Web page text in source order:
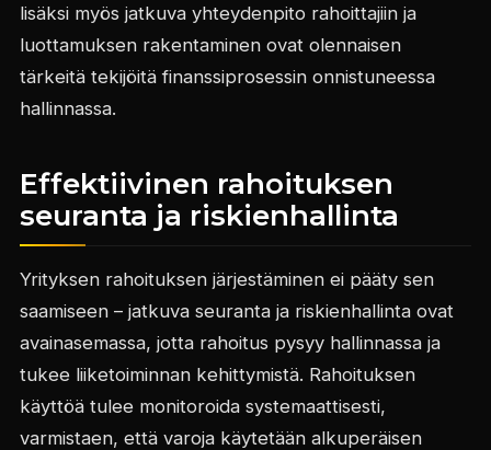
lisäksi myös jatkuva yhteydenpito rahoittajiin ja
luottamuksen rakentaminen ovat olennaisen
tärkeitä tekijöitä finanssiprosessin onnistuneessa
hallinnassa.
Effektiivinen rahoituksen
seuranta ja riskienhallinta
Yrityksen rahoituksen järjestäminen ei pääty sen
saamiseen – jatkuva seuranta ja riskienhallinta ovat
avainasemassa, jotta rahoitus pysyy hallinnassa ja
tukee liiketoiminnan kehittymistä. Rahoituksen
käyttöä tulee monitoroida systemaattisesti,
varmistaen, että varoja käytetään alkuperäisen